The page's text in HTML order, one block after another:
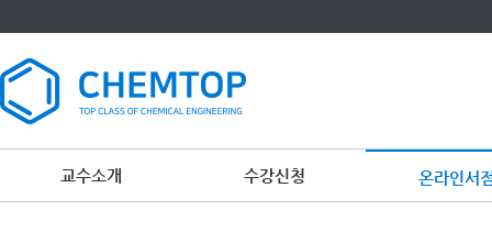
교수소개 수강신청 온라인서